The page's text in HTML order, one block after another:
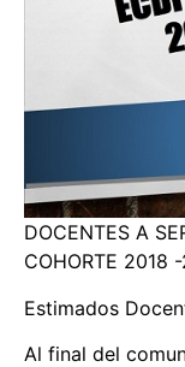
DOCENTES A
COHORTE 2018
Estimados
Al final del